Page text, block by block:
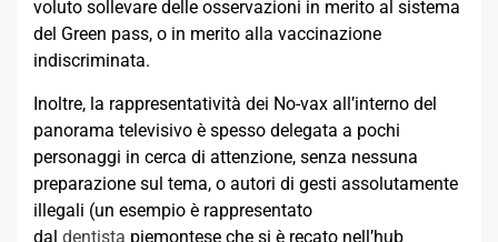
voluto sollevare delle osservazioni in merito al sistema
del Green pass, o in merito alla vaccinazione
indiscriminata.
Inoltre, la rappresentatività dei No-vax all’interno del
panorama televisivo è spesso delegata a pochi
personaggi in cerca di attenzione, senza nessuna
preparazione sul tema, o autori di gesti assolutamente
illegali (un esempio è rappresentato
dal dentista piemontese che si è recato nell’hub